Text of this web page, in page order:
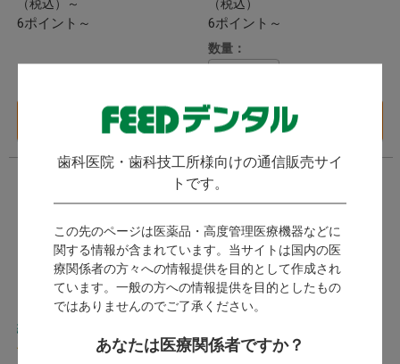
歯科医院・歯科技工所様向けの通信販売サイ
トです。
この先のページは医薬品・高度管理医療機器などに
関する情報が含まれています。当サイトは国内の医
療関係者の方々への情報提供を目的として作成され
ています。一般の方への情報提供を目的としたもの
ではありませんのでご了承ください。
あなたは医療関係者ですか？
（税込）～
6ポイント～
バリエーション一覧
へ
（税込）
6ポイント～
数量：
カートに入れる
練和紙
1件)
バーツール / コストパフォーマ